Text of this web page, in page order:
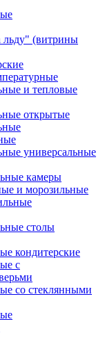
(витрины
и тепловые
открытые
универсальные
камеры
и морозильные
столы
кондитерские
с
со стеклянными